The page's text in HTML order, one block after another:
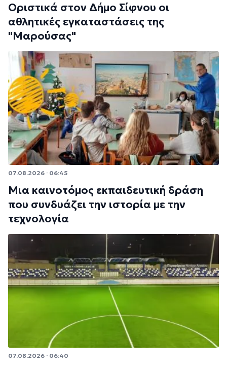
Οριστικά στον Δήμο Σίφνου οι
αθλητικές εγκαταστάσεις της
"Μαρούσας"
07.08.2026 · 06:45
Μια καινοτόμος εκπαιδευτική δράση
που συνδυάζει την ιστορία με την
τεχνολογία
07.08.2026 · 06:40